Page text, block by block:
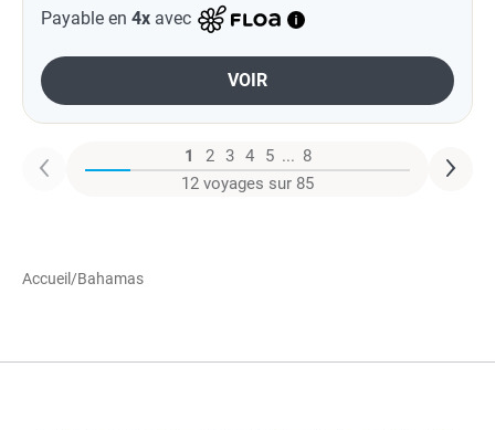
Payable en 4x avec
VOIR
1 2 3 4 5 ... 8
12 voyages sur 85
Accueil/Bahamas